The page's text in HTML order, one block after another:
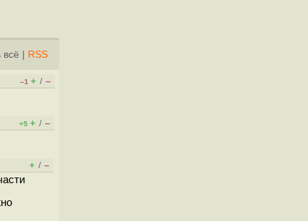
всё RSS
–1 + / –
+5 + / –
+ / –